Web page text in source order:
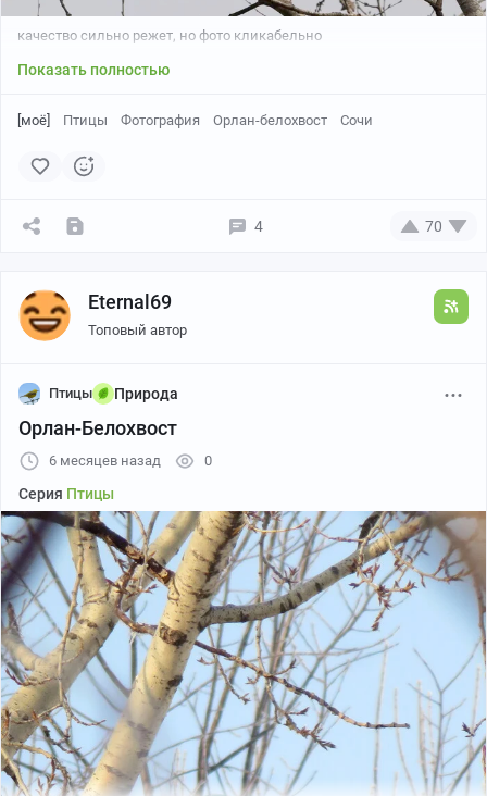
качество сильно режет, но фото кликабельно
Показать полностью
[моё] Птицы Фотография Орлан-белохвост Сочи
4 70
Eternal69
Топовый автор
Птицы Природа
Орлан-Белохвост
6 месяцев назад 0
Серия Птицы